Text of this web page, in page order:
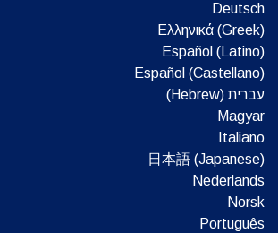
Deutsch
Ελληνικά (Greek)
Español (Latino)
Español (Castellano)
עברית (Hebrew)‏
Magyar
Italiano
日本語 (Japanese)
Nederlands
Norsk
Português